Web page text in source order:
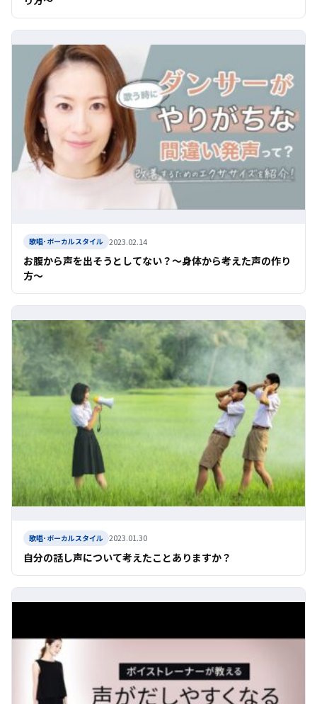
歌唱･ボーカルスタイル 2023.02.14
お腹から声を出そうとしてない？〜身体から考えた声の作り
方〜
歌唱･ボーカルスタイル 2023.01.30
自分の話し声について考えたことありますか？